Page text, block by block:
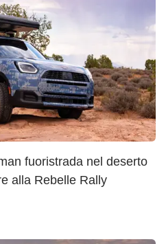
fuoristrada nel deserto
alla Rebelle Rally